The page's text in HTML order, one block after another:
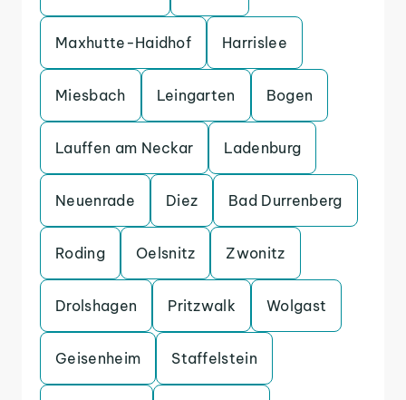
Maxhutte-Haidhof Harrislee
Miesbach Leingarten Bogen
Lauffen am Neckar Ladenburg
Neuenrade Diez Bad Durrenberg
Roding Oelsnitz Zwonitz
Drolshagen Pritzwalk Wolgast
Geisenheim Staffelstein